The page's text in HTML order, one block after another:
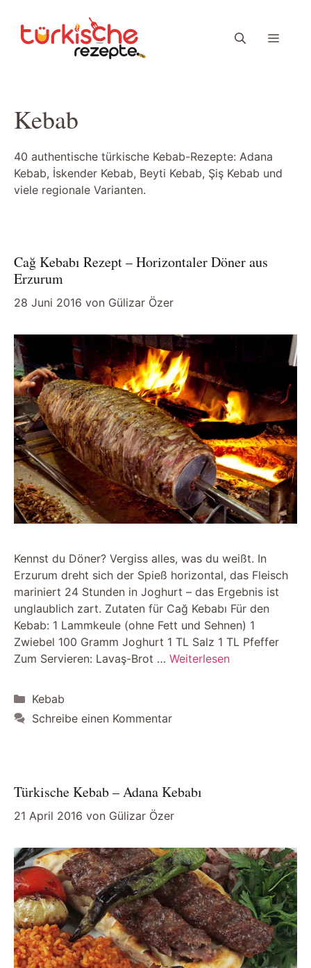
Inhalt
springen
Menü
Kebab
40 authentische türkische Kebab-Rezepte: Adana
Kebab, İskender Kebab, Beyti Kebab, Şiş Kebab und
viele regionale Varianten.
Cağ Kebabı Rezept – Horizontaler Döner aus
Erzurum
28 Juni 2016 von Gülizar Özer
Kennst du Döner? Vergiss alles, was du weißt. In
Erzurum dreht sich der Spieß horizontal, das Fleisch
mariniert 24 Stunden in Joghurt – das Ergebnis ist
unglaublich zart. Zutaten für Cağ Kebabı Für den
Kebab: 1 Lammkeule (ohne Fett und Sehnen) 1
Zwiebel 100 Gramm Joghurt 1 TL Salz 1 TL Pfeffer
Zum Servieren: Lavaş-Brot … Weiterlesen
Kategorien
Kebab
Schreibe einen Kommentar
Türkische Kebab – Adana Kebabı
21 April 2016 von Gülizar Özer